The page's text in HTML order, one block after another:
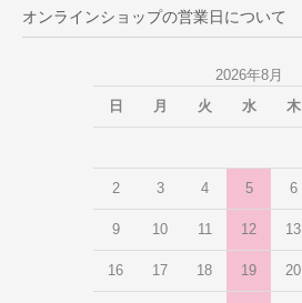
オンラインショップの営業日について
2026年8月
日
月 火 水 木
2 3 4 5 6
9 10 11 12 13
16 17 18 19 20